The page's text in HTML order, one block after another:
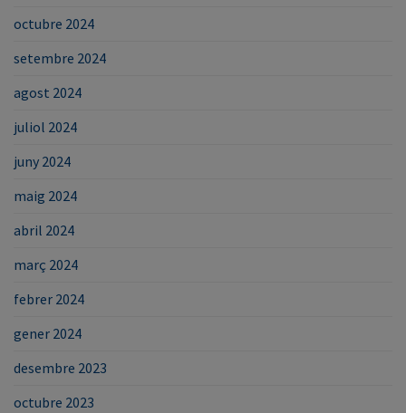
octubre 2024
setembre 2024
agost 2024
juliol 2024
juny 2024
maig 2024
abril 2024
març 2024
febrer 2024
gener 2024
desembre 2023
octubre 2023